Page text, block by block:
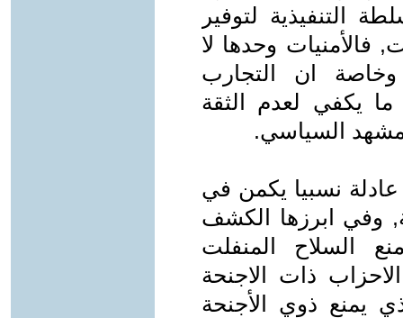
التنفيذية لتوفير
فالأمنيات وحدها لا
وخاصة ان التجارب
ما يكفي لعدم الثقة
السياسي.
نسبيا يكمن في
وفي ابرزها الكشف
السلاح المنفلت
ذات الاجنحة
يمنع ذوي الأجنحة